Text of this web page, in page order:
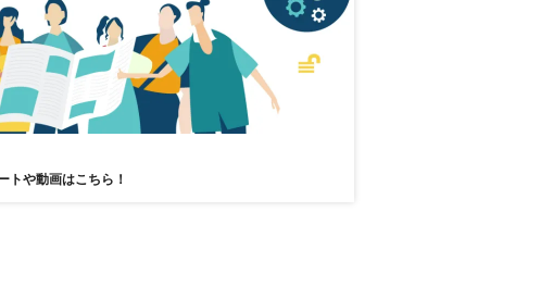
トや動画はこちら！